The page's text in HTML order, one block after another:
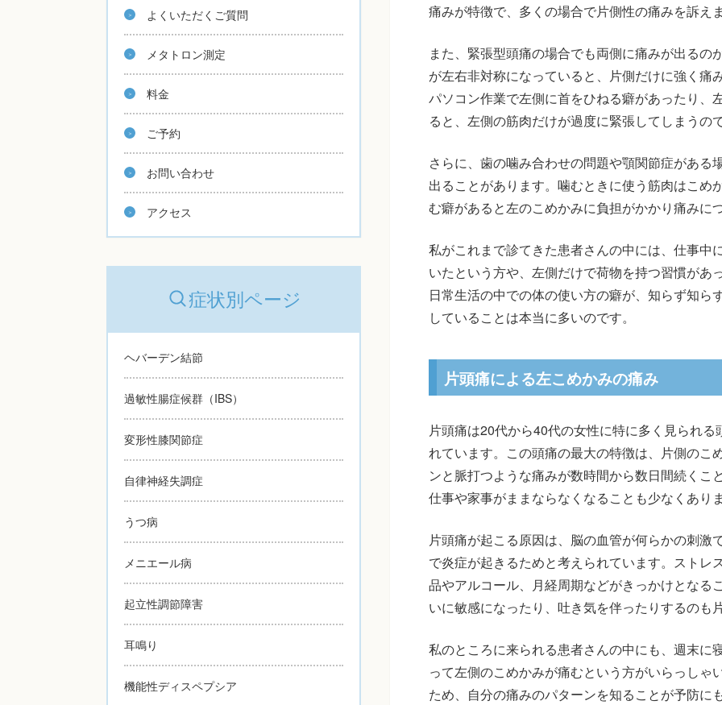
痛みが特徴で、多くの場合で片側性の痛みを訴え
また、緊張型頭痛の場合でも両側に痛みが出るの
が左右非対称になっていると、片側だけに強く痛
パソコン作業で左側に首をひねる癖があったり、
ると、左側の筋肉だけが過度に緊張してしまうの
さらに、歯の噛み合わせの問題や顎関節症がある
出ることがあります。噛むときに使う筋肉はこめ
む癖があると左のこめかみに負担がかかり痛みに
私がこれまで診てきた患者さんの中には、仕事中
いたという方や、左側だけで荷物を持つ習慣があ
日常生活の中での体の使い方の癖が、知らず知ら
していることは本当に多いのです。
片頭痛による左こめかみの痛み
片頭痛は20代から40代の女性に特に多く見られ
れています。この頭痛の最大の特徴は、片側のこ
ンと脈打つような痛みが数時間から数日間続くこ
仕事や家事がままならなくなることも少なくあり
片頭痛が起こる原因は、脳の血管が何らかの刺激
で炎症が起きるためと考えられています。ストレ
品やアルコール、月経周期などがきっかけとなる
いに敏感になったり、吐き気を伴ったりするのも
私のところに来られる患者さんの中にも、週末に
って左側のこめかみが痛むという方がいらっしゃ
ため、自分の痛みのパターンを知ることが予防に
よくいただくご質問
メタトロン測定
料金
ご予約
お問い合わせ
アクセス
症状別ページ
ヘバーデン結節
過敏性腸症候群（IBS）
変形性膝関節症
自律神経失調症
うつ病
メニエール病
起立性調節障害
耳鳴り
機能性ディスペプシア